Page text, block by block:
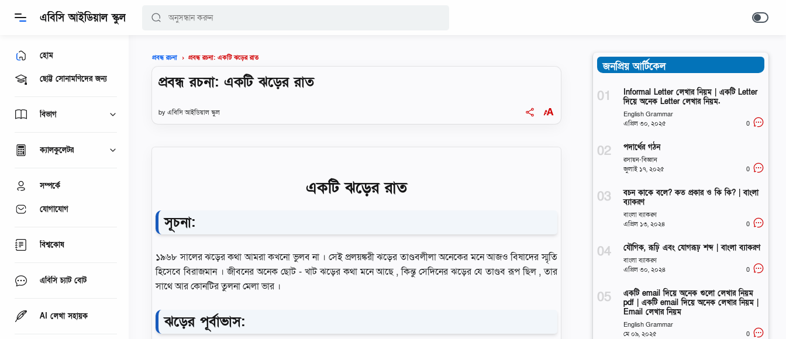
এবিসি আইডিয়াল স্কুল
প্রবন্ধ রচনা প্রবন্ধ রচনা: একটি ঝড়ের রাত
প্রবন্ধ রচনা: একটি ঝড়ের রাত
এবিসি আইডিয়াল স্কুল
একটি ঝড়ের রাত
সূচনা:
১৯৬৮ সালের ঝড়ের কথা আমরা কখনাে ভুলব না । সেই প্রলয়ঙ্করী ঝড়ের তাণ্ডবলীলা অনেকের মনে আজও বিষাদের স্মৃতি
হিসেবে বিরাজমান । জীবনের অনেক ছােট - খাট ঝড়ের কথা মনে আছে , কিন্তু সেদিনের ঝড়ের যে তাণ্ডব রূপ ছিল , তার
সাথে আর কোনটির তুলনা মেলা ভার ।
ঝড়ের পূর্বাভাস:
জনপ্রিয় আর্টিকেল
Informal Letter লেখার নিয়ম | একটি Letter
দিয়ে অনেক Letter লেখার নিয়ম.
English Grammar
এপ্রিল ৩০, ২০২৫
0
পদার্থের গঠন
রসায়ন-বিজ্ঞান
জুলাই ১৭, ২০২৫
0
বচন কাকে বলে? কত প্রকার ও কি কি? | বাংলা
ব্যাকরণ
বাংলা ব্যাকরণ
এপ্রিল ১৩, ২০২৪
0
যৌগিক, রূঢ়ি এবং যোগরূঢ় শব্দ | বাংলা ব্যাকরণ
বাংলা ব্যাকরণ
এপ্রিল ৩০, ২০২৪
0
একটি email দিয়ে অনেক গুলো লেখার নিয়ম
pdf | একটি email দিয়ে অনেক লেখার নিয়ম |
Email লেখার নিয়ম
English Grammar
মে ০৯, ২০২৫
0
হোম
ছোট্ট সোনামণিদের জন্য
বিভাগ
ক্যালকুলেটর
সম্পর্কে
যোগাযোগ
বিশ্বকোষ
এবিসি চ্যাট বোট
AI লেখা সহায়ক